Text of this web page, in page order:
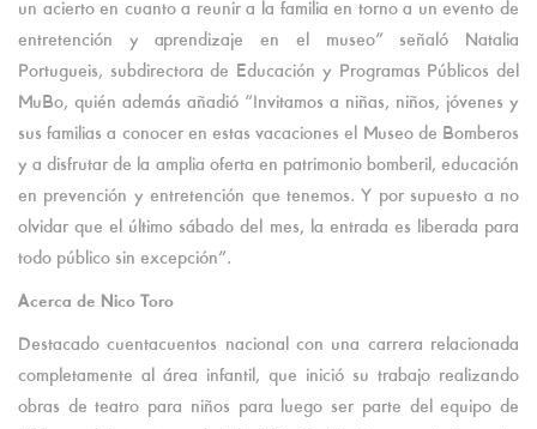
un acierto en cuanto a reunir a la familia en torno a un evento de
entretención y aprendizaje en el museo” señaló Natalia
Portugueis, subdirectora de Educación y Programas Públicos del
MuBo, quién además añadió “Invitamos a niñas, niños, jóvenes y
sus familias a conocer en estas vacaciones el Museo de Bomberos
y a disfrutar de la amplia oferta en patrimonio bomberil, educación
en prevención y entretención que tenemos. Y por supuesto a no
olvidar que el último sábado del mes, la entrada es liberada para
todo público sin excepción”.
Acerca de Nico Toro
Destacado cuentacuentos nacional con una carrera relacionada
completamente al área infantil, que inició su trabajo realizando
obras de teatro para niños para luego ser parte del equipo de